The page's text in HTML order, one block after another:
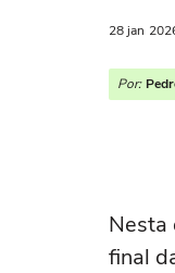
28 jan
Por:
Nesta
final